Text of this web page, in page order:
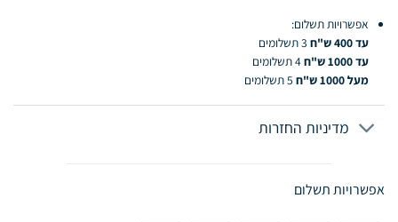
אפשרויות תשלום:
עד 400 ש"ח
3 תשלומים
עד 1000 ש"ח
4 תשלומים
מעל 1000 ש"ח
5 תשלומים
מדיניות החזרות
אפשרויות תשלום